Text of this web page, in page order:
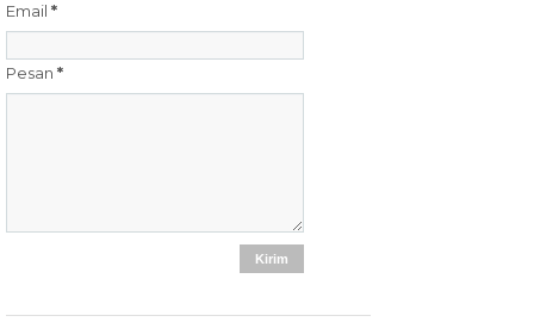
Email *
Pesan *